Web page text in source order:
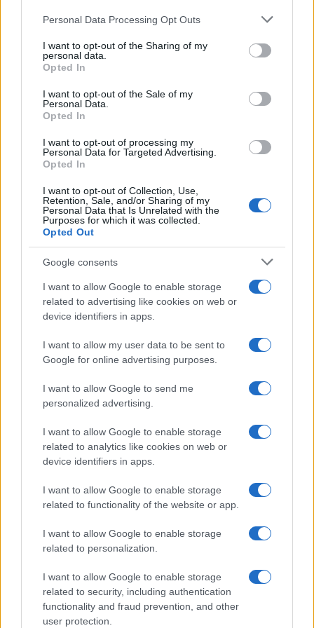
Please note that this website/app uses one or more Google
not limited to your visit or usage behaviour. You may click to
grant or deny consent to Google and its third-party tags to
use your data for below specified purposes in below Google
consent section.
Personal Data Processing Opt Outs
I want to opt-out of the Sharing of my
personal data.
Opted In
I want to opt-out of the Sale of my
Personal Data.
Opted In
I want to opt-out of processing my
Personal Data for Targeted Advertising.
Opted In
I want to opt-out of Collection, Use,
Retention, Sale, and/or Sharing of my
Personal Data that Is Unrelated with the
Purposes for which it was collected.
Opted Out
Google consents
I want to allow Google to enable storage
related to advertising like cookies on web or
device identifiers in apps.
I want to allow my user data to be sent to
Google for online advertising purposes.
I want to allow Google to send me
personalized advertising.
I want to allow Google to enable storage
related to analytics like cookies on web or
device identifiers in apps.
I want to allow Google to enable storage
related to functionality of the website or app.
I want to allow Google to enable storage
related to personalization.
I want to allow Google to enable storage
related to security, including authentication
functionality and fraud prevention, and other
user protection.
már nem lehet megváltoztatni,
de „a jövő a miénk, és közösnek
kell lennie”
– jelentette ki az izraeli államfő.
Kifejtette:
ez a felfogás mutatkozik meg
abban, hogy Németország a
legfontosabb állami érdekei közé
biztonságát és a zsidó nép
jólétét”.
Németország nagy utat járt be a
náci rezsim bukása óta, így már
a szabad világ egyik
legfontosabb vezetője, „a szellem
és a kultúra motorja”, és Izrael
büszke arra, hogy egy ilyen
ország partnere lehet.
Jichák Herzog vasárnap érkezett